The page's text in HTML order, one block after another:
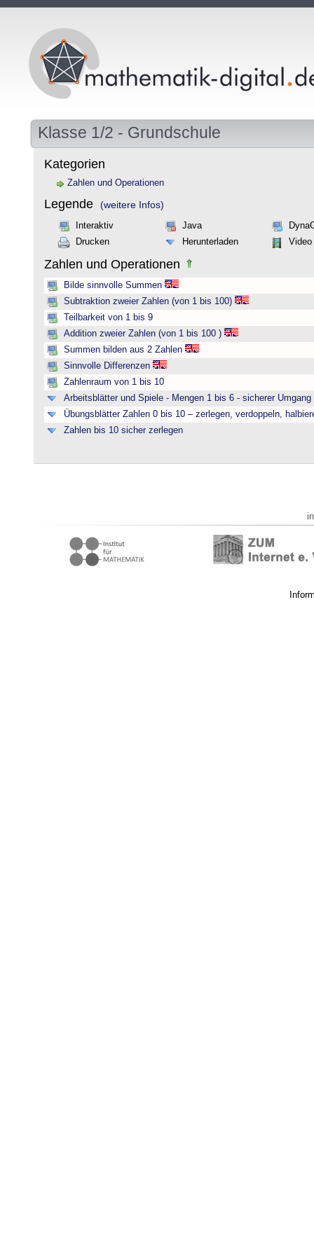
Klasse 1/2 - Grundschule
Kategorien
Zahlen und Operationen
Legende (weitere Infos)
Interaktiv Java
Drucken
Herunterladen Video
Zahlen und Operationen
Bilde sinnvolle Summen
Subtraktion zweier Zahlen (von 1 bis 100)
Teilbarkeit von 1 bis 9
Addition zweier Zahlen (von 1 bis 100 )
Summen bilden aus 2 Zahlen
Sinnvolle Differenzen
Zahlenraum von 1 bis 10
Arbeitsblätter und Spiele - Mengen 1 bis 6 - sicherer Umgang
Übungsblätter Zahlen 0 bis 10 – zerlegen, verdoppeln,
Zahlen bis 10 sicher zerlegen